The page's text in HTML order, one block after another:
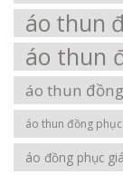
áo thun
áo thun
áo thun
áo thun đồng
áo đồng phục